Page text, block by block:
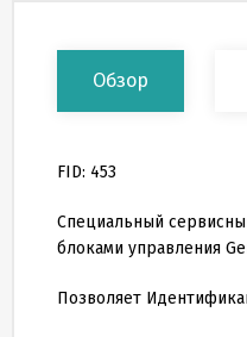
Обзор
FID: 453
Специальный
блоками управления
Позволяет